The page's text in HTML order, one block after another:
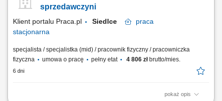
2-zmianowym; utrzymywanie porządku na stanowisku pracy;
sprzedawczyni
Klient portalu Praca.pl Siedlce
praca
stacjonarna
specjalista / specjalistka (mid) / pracownik fizyczny / pracowniczka
fizyczna
umowa o pracę pełny etat 4 806 złbrutto/mies.
6 dni
pokaż opis